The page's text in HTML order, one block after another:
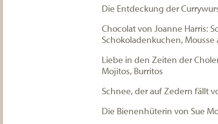
Die Entdeckung der
Chocolat von Joanne Harris:
Schokoladenkuchen, Mousse
Liebe in den Zeiten der
Mojitos, Burritos
Schnee, der auf Zedern fällt
Die Bienenhüterin von Sue